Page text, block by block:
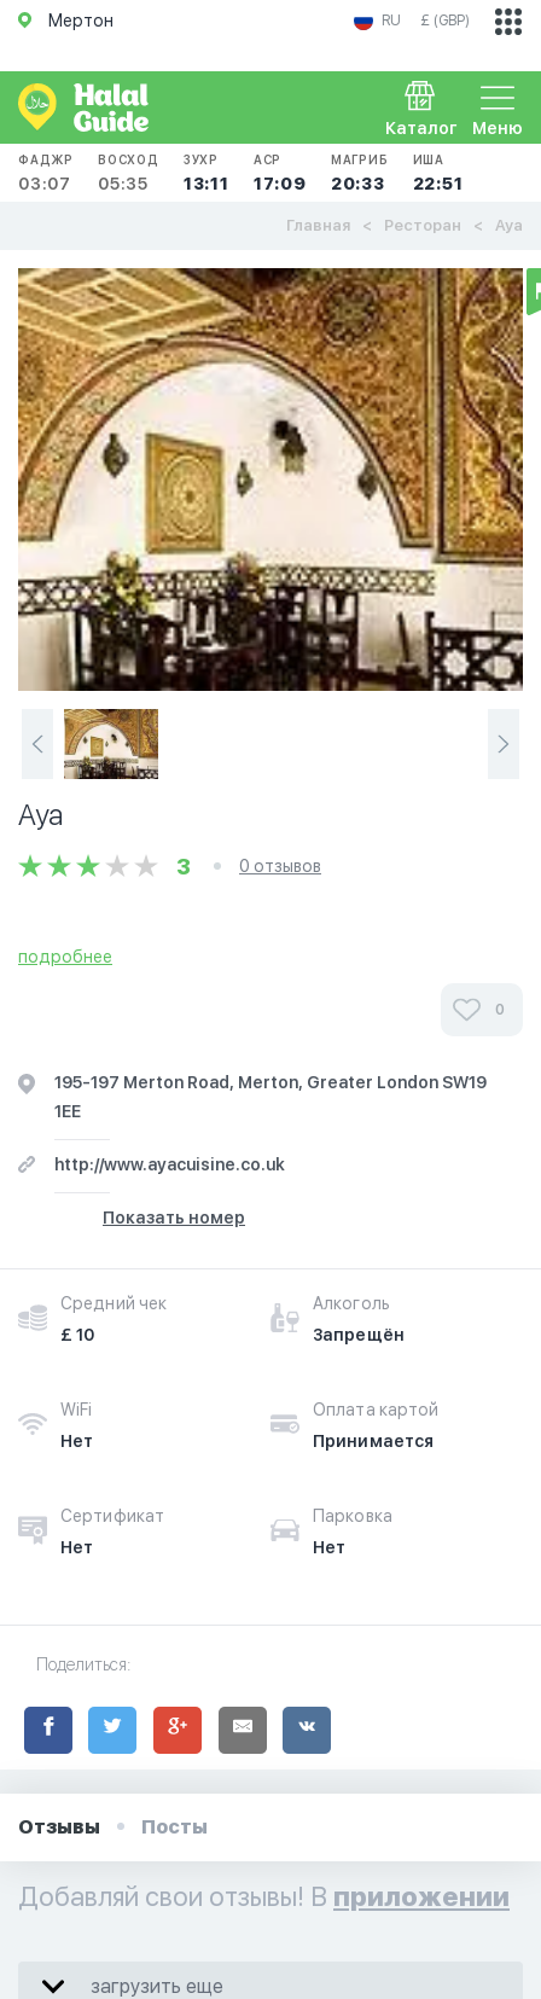
Мертон RU £ (GBP)
Меню
Каталог
ФАДЖР
03:07
ВОСХОД
05:35
ЗУХР
13:11
АСР
17:09
МАГРИБ
20:33
ИША
22:51
Главная Ресторан Aya
Aya
3 0 отзывов
подробнее
0
195-197 Merton Road, Merton, Greater London SW19
1EE
http://www.ayacuisine.co.uk
Показать номер
Средний чек
£ 10
Алкоголь
Запрещён
WiFi
Нет
Оплата картой
Принимается
Сертификат
Нет
Парковка
Нет
Поделиться:
Отзывы Посты
Добавляй свои отзывы! В приложении
загрузить еще